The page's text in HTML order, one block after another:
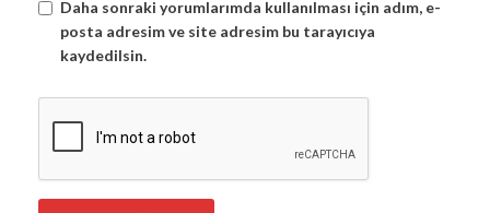
Daha sonraki yorumlarımda kullanılması için adım, e-
posta adresim ve site adresim bu tarayıcıya
kaydedilsin.